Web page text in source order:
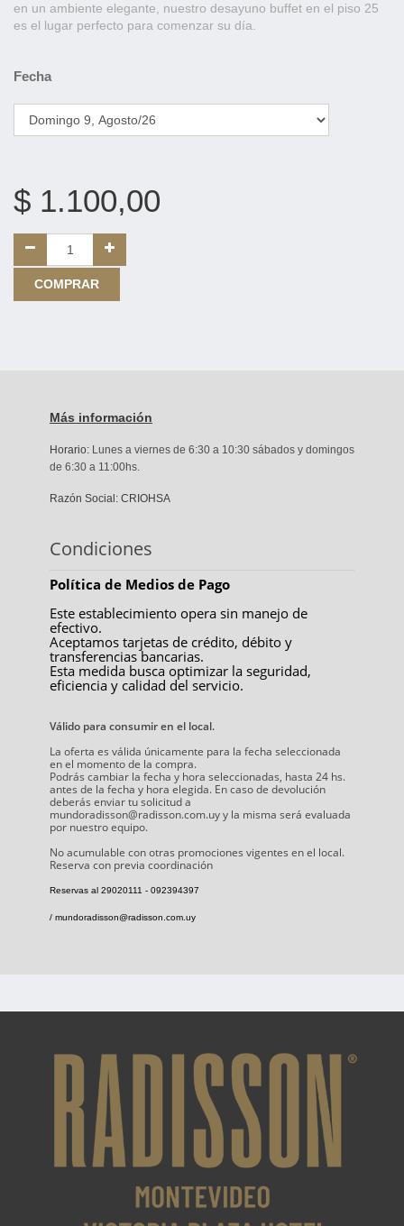
en un ambiente elegante, nuestro desayuno buffet en el piso 25
es el lugar perfecto para comenzar su día.
Fecha
$ 1.100,00
COMPRAR
Más información
Horario: Lunes a viernes de 6:30 a 10:30 sábados y domingos
de 6:30 a 11:00hs.
Razón Social: CRIOHSA
Condiciones
Política de Medios de Pago
Este establecimiento opera sin manejo de
efectivo.
Aceptamos tarjetas de crédito, débito y
transferencias bancarias.
Esta medida busca optimizar la seguridad,
eficiencia y calidad del servicio.
Válido para consumir en el local.
La oferta es válida únicamente para la fecha seleccionada
en el momento de la compra.
Podrás cambiar la fecha y hora seleccionadas, hasta 24 hs.
antes de la fecha y hora elegida. En caso de devolución
deberás enviar tu solicitud a
mundoradisson@radisson.com.uy y la misma será evaluada
por nuestro equipo.
No acumulable con otras promociones vigentes en el local.
Reserva con previa coordinación
Reservas al 29020111 - 092394397
/ mundoradisson@radisson.com.uy